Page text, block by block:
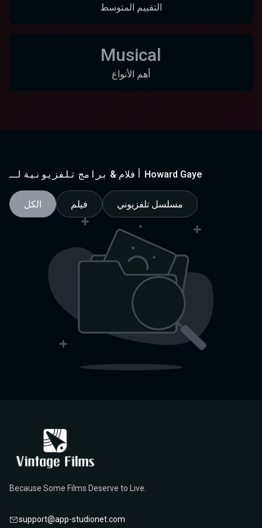
التقييم المتوسط
Musical
أهم الأنواع
أفلام & برامج تلفزيونية لـ Howard Gaye
الكل فيلم مسلسل تلفزيوني
Because Some Films Deserve to Live.
support@app-studionet.com